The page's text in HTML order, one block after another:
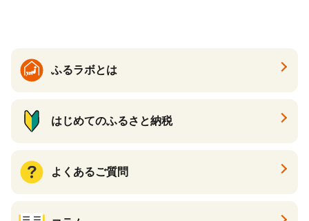
ふるラボとは
はじめてのふるさと納税
よくあるご質問